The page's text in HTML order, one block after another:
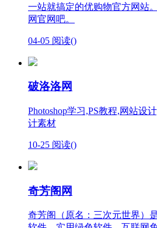
一站就搞定的优购物官方网站
网官网吧。
04-05 阅读()
破洛洛网
Photoshop学习,PS教程,网站设
计素材
10-25 阅读()
奇芳阁网
奇芳阁（原名：三次元世界）